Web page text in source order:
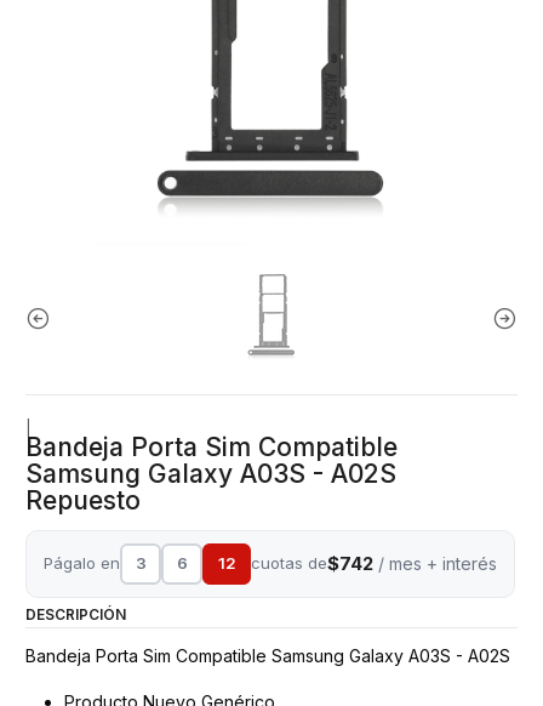
Bandeja Porta Sim Compatible
Samsung Galaxy A03S - A02S
Repuesto
Págalo en 3 6 12 cuotas de$742 / mes + interés
DESCRIPCIÓN
Bandeja Porta Sim Compatible Samsung Galaxy A03S - A02S